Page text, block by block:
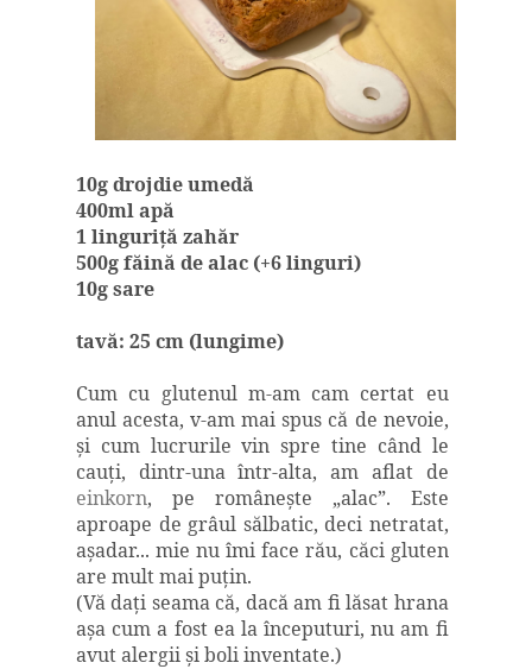
10g drojdie umedă
400ml apă
1 linguriţă zahăr
500g făină de alac (+6 linguri)
10g sare
tavă: 25 cm (lungime)
Cum cu glutenul m-am cam certat eu
anul acesta, v-am mai spus că de nevoie,
şi cum lucrurile vin spre tine când le
cauţi, dintr-una într-alta, am aflat de
einkorn, pe româneşte „alac”. Este
aproape de grâul sălbatic, deci netratat,
aşadar... mie nu îmi face rău, căci gluten
are mult mai puţin.
(Vă daţi seama că, dacă am fi lăsat hrana
aşa cum a fost ea la începuturi, nu am fi
avut alergii şi boli inventate.)